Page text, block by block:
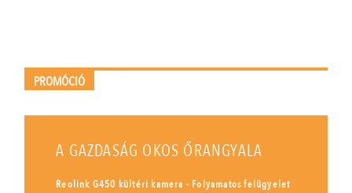
PROMÓCIÓ
A GAZDASÁG OKOS ŐRANGYALA
Reolink G450 kültéri kamera - Folyamatos felügyelet